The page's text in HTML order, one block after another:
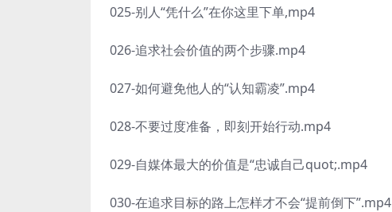
025-别人“凭什么”在你这里下单,mp4
026-追求社会价值的两个步骤.mp4
027-如何避免他人的“认知霸凌”.mp4
028-不要过度准备，即刻开始行动.mp4
029-自媒体最大的价值是“忠诚自己quot;.mp4
030-在追求目标的路上怎样才不会“提前倒下”.mp4